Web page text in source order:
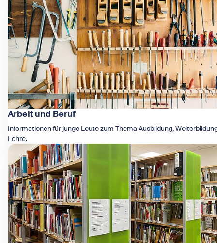
Unterstützung bei der Umsetzung angeboten. Finde hier Eindrücke
aktuellen und zu bereits umgesetzten Ausstellungen.
Arbeit und Beruf
Informationen für junge Leute zum Thema Ausbildung,
Lehre.
Zeige Arbeit und Beruf